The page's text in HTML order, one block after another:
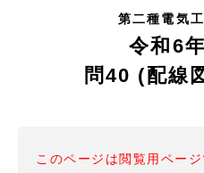
第二種電気
令和6
問40 (配線
このページは閲覧用ページ